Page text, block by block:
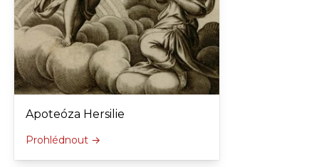
Apoteóza Hersilie
Prohlédnout →